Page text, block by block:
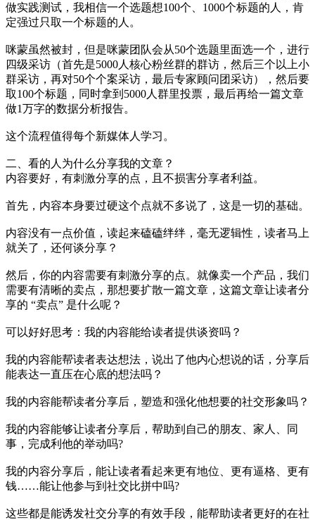
做实践测试，我相信一个选题想100个、1000个标题的人，肯
定强过只取一个标题的人。
咪蒙虽然被封，但是咪蒙团队会从50个选题里面选一个，进行
四级采访（首先是5000人核心粉丝群的群访，然后三个以上小
群采访，再对50个个案采访，最后专家顾问团采访），然后要
取100个标题，同时拿到5000人群里投票，最后再给一篇文章
做1万字的数据分析报告。
这个流程值得每个新媒体人学习。
二、看的人为什么分享我的文章？
内容要好，有刺激分享的点，且不损害分享者利益。
首先，内容本身要过硬这个点就不多说了，这是一切的基础。
内容没有一点价值，读起来磕磕绊绊，毫无逻辑性，读者马上
就关了，还何谈分享？
然后，你的内容需要有刺激分享的点。就像卖一个产品，我们
需要有清晰的卖点，那想要扩散一篇文章，这篇文章让读者分
享的 “卖点” 是什么呢？
可以好好思考：我的内容能给读者提供谈资吗？
我的内容能帮读者表达想法，说出了他内心想说的话，分享后
能表达一直压在心底的想法吗？
我的内容能帮读者分享后，塑造和强化他想要的社交形象吗？
我的内容能够让读者分享后，帮助到自己的朋友、家人、同
事，完成利他的举动吗?
我的内容分享后，能让读者看起来更有地位、更有逼格、更有
钱……能让他参与到社交比拼中吗?
这些都是能诱发社交分享的有效手段，能帮助读者更好的在社